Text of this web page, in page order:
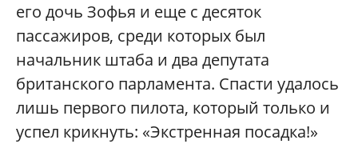
его дочь Зофья и еще с десяток
пассажиров, среди которых был
начальник штаба и два депутата
британского парламента. Спасти удалось
лишь первого пилота, который только и
успел крикнуть: «Экстренная посадка!»